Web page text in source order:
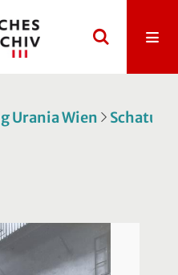
Urania Wien Schatulle